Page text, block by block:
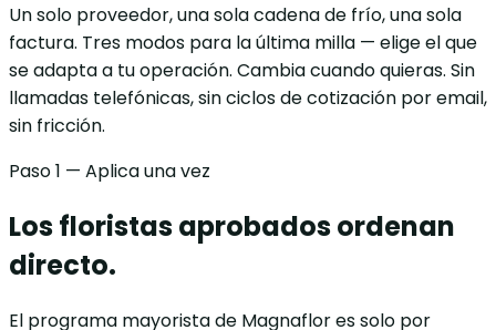
Un solo proveedor, una sola cadena de frío, una sola
factura. Tres modos para la última milla — elige el que
se adapta a tu operación. Cambia cuando quieras. Sin
llamadas telefónicas, sin ciclos de cotización por email,
sin fricción.
Paso 1 — Aplica una vez
Los floristas aprobadosordenan
directo.
El programa mayorista de Magnaflor es solo por